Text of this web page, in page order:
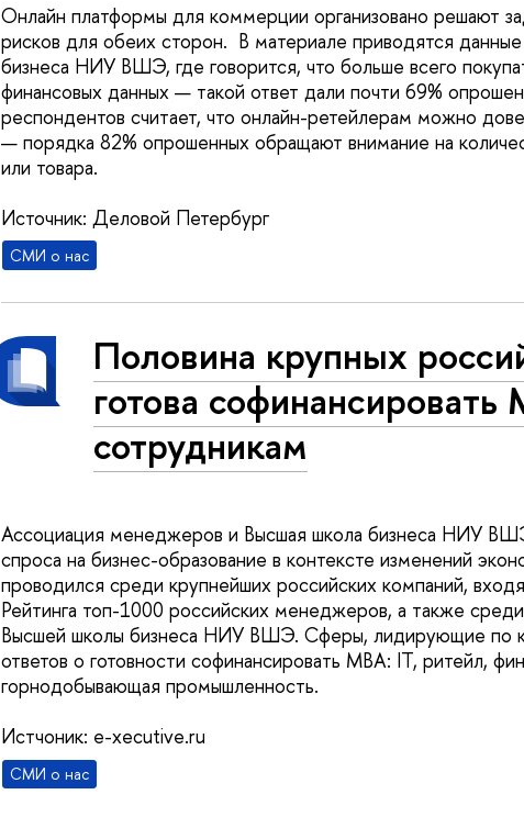
Онлайн платформы для коммерции организовано решают
рисков для обеих сторон. В материале приводятся
бизнеса НИУ ВШЭ, где говорится, что больше всего
финансовых данных — такой ответ дали почти 69%
респондентов считает, что онлайн-ретейлерам можно
— порядка 82% опрошенных обращают внимание на
или товара.
Источник: Деловой Петербург
СМИ о нас
Половина крупных
готова софинансировать
сотрудникам
Ассоциация менеджеров и Высшая школа бизнеса НИУ
спроса на бизнес-образование в контексте изменений
проводился среди крупнейших российских компаний,
Рейтинга топ-1000 российских менеджеров, а также
Высшей школы бизнеса НИУ ВШЭ. Сферы, лидирующие по
ответов о готовности софинансировать MBA: IT, ритейл,
горнодобывающая промышленность.
Истчоник: e-xecutive.ru
СМИ о нас